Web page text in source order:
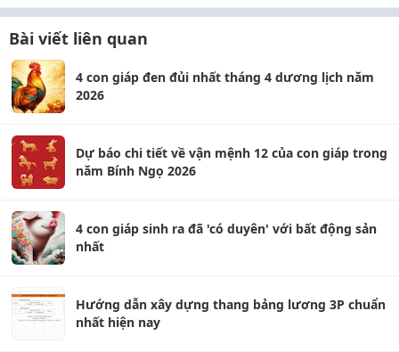
Bài viết liên quan
4 con giáp đen đủi nhất tháng 4 dương lịch năm
2026
Dự báo chi tiết về vận mệnh 12 của con giáp trong
năm Bính Ngọ 2026
4 con giáp sinh ra đã 'có duyên' với bất động sản
nhất
Hướng dẫn xây dựng thang bảng lương 3P chuẩn
nhất hiện nay